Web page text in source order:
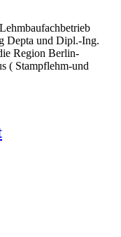
Depta und Dipl.-Ing.
Region Berlin-
( Stampflehm-und